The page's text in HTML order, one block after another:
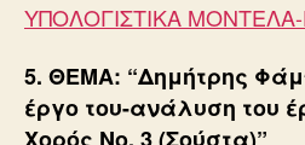
ΥΠΟΛΟΓΙΣΤΙΚΑ ΜΟΝΤΕΛΑ-
5. ΘΕΜΑ: “Δημήτρης
έργο του-ανάλυση του
Χορός Νο. 3 (Σούστα)”